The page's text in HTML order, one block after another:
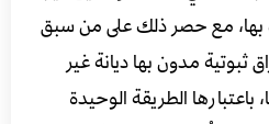
بها، مع حصر ذلك على من سبق
ثبوتية مدون بها ديانة غير
باعتبارها الطريقة الوحيدة